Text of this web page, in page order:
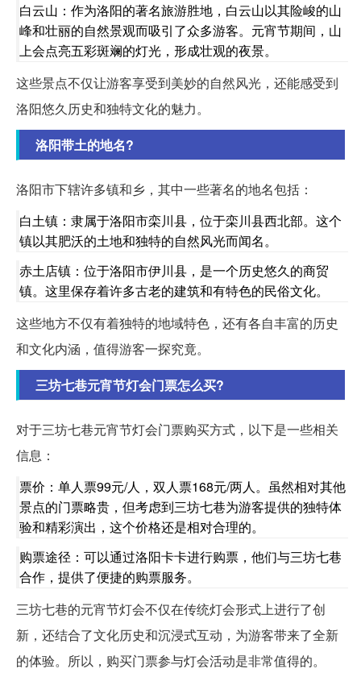
白云山：作为洛阳的著名旅游胜地，白云山以其险峻的山
峰和壮丽的自然景观而吸引了众多游客。元宵节期间，山
上会点亮五彩斑斓的灯光，形成壮观的夜景。
这些景点不仅让游客享受到美妙的自然风光，还能感受到
洛阳悠久历史和独特文化的魅力。
洛阳带土的地名?
洛阳市下辖许多镇和乡，其中一些著名的地名包括：
白土镇：隶属于洛阳市栾川县，位于栾川县西北部。这个
镇以其肥沃的土地和独特的自然风光而闻名。
赤土店镇：位于洛阳市伊川县，是一个历史悠久的商贸
镇。这里保存着许多古老的建筑和有特色的民俗文化。
这些地方不仅有着独特的地域特色，还有各自丰富的历史
和文化内涵，值得游客一探究竟。
三坊七巷元宵节灯会门票怎么买?
对于三坊七巷元宵节灯会门票购买方式，以下是一些相关
信息：
票价：单人票99元/人，双人票168元/两人。虽然相对其他
景点的门票略贵，但考虑到三坊七巷为游客提供的独特体
验和精彩演出，这个价格还是相对合理的。
购票途径：可以通过洛阳卡卡进行购票，他们与三坊七巷
合作，提供了便捷的购票服务。
三坊七巷的元宵节灯会不仅在传统灯会形式上进行了创
新，还结合了文化历史和沉浸式互动，为游客带来了全新
的体验。所以，购买门票参与灯会活动是非常值得的。